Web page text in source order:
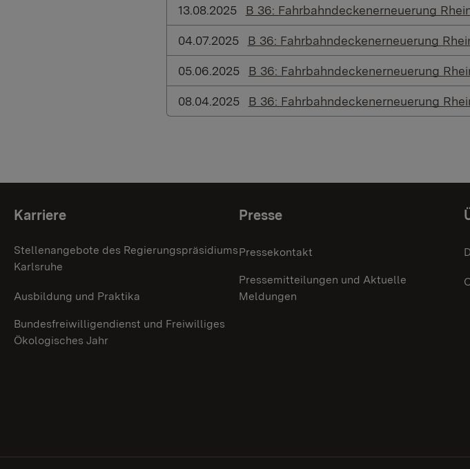
13.08.2025 B 36: Fahrbahndeckenerneuerung
04.07.2025 B 36: Fahrbahndeckenerneuerung
05.06.2025 B 36: Fahrbahndeckenerneuerung
08.04.2025 B 36: Fahrbahndeckenerneuerung
Themenübersicht
Karriere
Stellenangebote des Regierungspräsidiums
Karlsruhe
Ausbildung und Praktika
Bundesfreiwilligendienst und Freiwilliges
Ökologisches Jahr
Presse
Pressekontakt
Pressemitteilungen und Aktuelle
Meldungen